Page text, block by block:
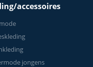
accessoires
jongens